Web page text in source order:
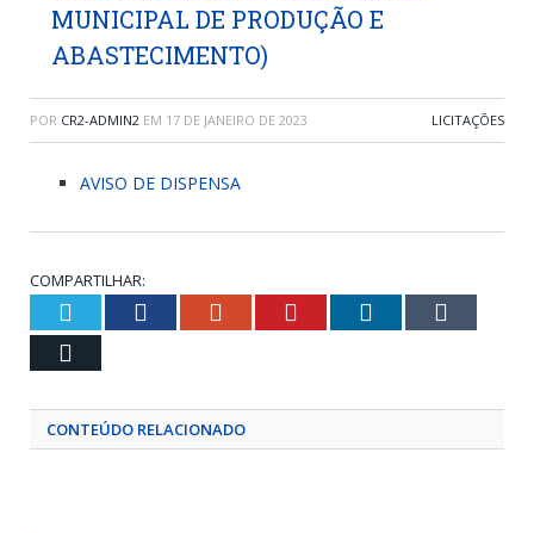
MUNICIPAL DE PRODUÇÃO E
ABASTECIMENTO)
POR CR2-ADMIN2 EM 17 DE JANEIRO DE 2023 LICITAÇÕES
AVISO DE DISPENSA
COMPARTILHAR:
Twitter Facebook Google+ Pinterest LinkedIn
CONTEÚDO RELACIONADO